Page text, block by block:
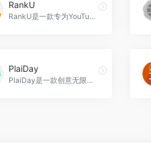
RankU
RankU是一款专为YouTube创作者打造的移动应用程序，通过提供个性化的建议和推荐，帮助用户在YouTube上快速增长，RankU官网入口网址
PlaiDay
PlaiDay是一款创意无限的社交平台，通过AI生成个性化角色和丰富的创作工具，让您的想象力得到充分发挥，与其他用户交流互动，共享快乐时光，PlaiDay官网入口网址